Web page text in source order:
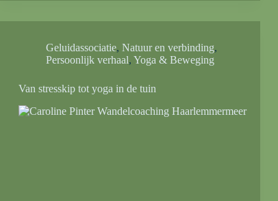
Geluidassociatie,Natuur en verbinding,
Persoonlijk verhaal,Yoga & Beweging
Van stresskip tot yoga in de tuin